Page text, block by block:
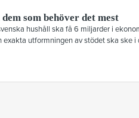
som behöver det mest
hushåll ska få 6 miljarder i
utformningen av stödet ska ske